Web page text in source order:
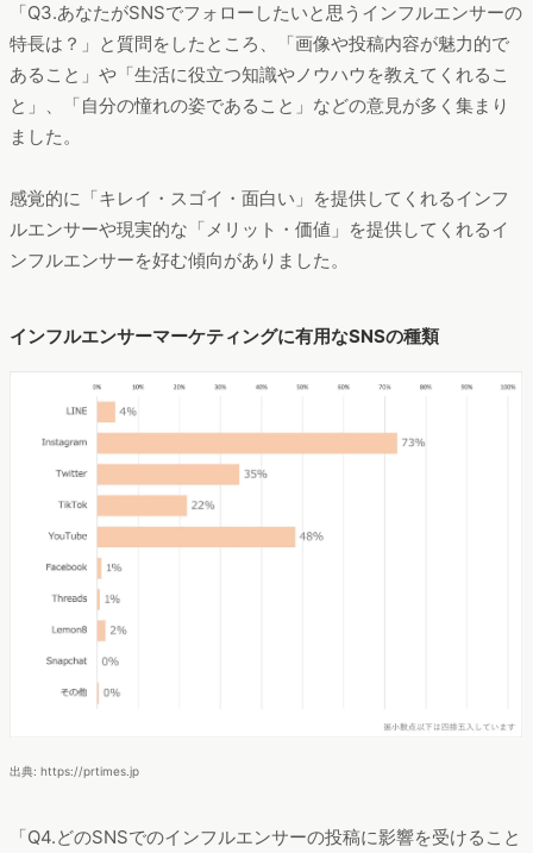
「Q3.あなたがSNSでフォローしたいと思うインフルエンサーの
特長は？」と質問をしたところ、「画像や投稿内容が魅力的で
あること」や「生活に役立つ知識やノウハウを教えてくれるこ
と」、「自分の憧れの姿であること」などの意見が多く集まり
ました。
感覚的に「キレイ・スゴイ・面白い」を提供してくれるインフ
ルエンサーや現実的な「メリット・価値」を提供してくれるイ
ンフルエンサーを好む傾向がありました。
インフルエンサーマーケティングに有用なSNSの種類
出典: https://prtimes.jp
「Q4.どのSNSでのインフルエンサーの投稿に影響を受けること